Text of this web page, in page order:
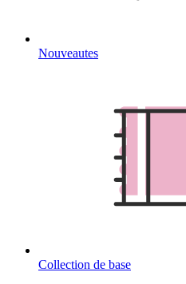
Nouveautes
Collection de base